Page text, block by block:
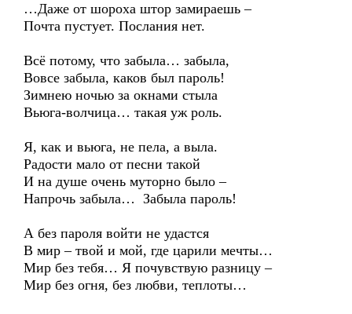
…Даже от шороха штор замираешь –
Почта пустует. Послания нет.
Всё потому, что забыла… забыла,
Вовсе забыла, каков был пароль!
Зимнею ночью за окнами стыла
Вьюга-волчица… такая уж роль.
Я, как и вьюга, не пела, а выла.
Радости мало от песни такой
И на душе очень муторно было –
Напрочь забыла… Забыла пароль!
А без пароля войти не удастся
В мир – твой и мой, где царили мечты…
Мир без тебя… Я почувствую разницу –
Мир без огня, без любви, теплоты…